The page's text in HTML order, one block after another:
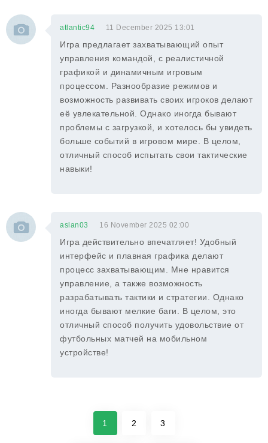
atlantic94 11 December 2025 13:01
Игра предлагает захватывающий опыт
управления командой, с реалистичной
графикой и динамичным игровым
процессом. Разнообразие режимов и
возможность развивать своих игроков делают
её увлекательной. Однако иногда бывают
проблемы с загрузкой, и хотелось бы увидеть
больше событий в игровом мире. В целом,
отличный способ испытать свои тактические
навыки!
aslan03 16 November 2025 02:00
Игра действительно впечатляет! Удобный
интерфейс и плавная графика делают
процесс захватывающим. Мне нравится
управление, а также возможность
разрабатывать тактики и стратегии. Однако
иногда бывают мелкие баги. В целом, это
отличный способ получить удовольствие от
футбольных матчей на мобильном
устройстве!
1 2 3